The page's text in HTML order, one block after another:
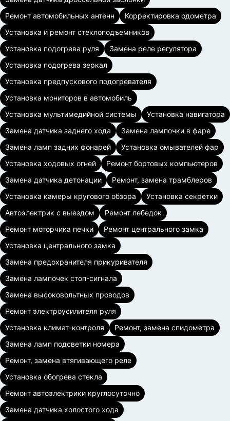
Ремонт автомобильных антенн
Корректировка одометра
Установка и ремонт стеклоподъемников
Установка подогрева руля
Замена реле регулятора
Установка подогрева зеркал
Установка предпускового подогревателя
Установка мониторов в автомобиль
Установка мультимедийной системы
Установка навигатора
Замена датчика заднего хода
Замена лампочки в фаре
Замена ламп задних фонарей
Установка омывателей фар
Установка ходовых огней
Ремонт бортовых компьютеров
Замена датчика детонации
Ремонт, замена трамблеров
Установка камеры кругового обзора
Установка секретки
Автоэлектрик с выездом
Ремонт лебедок
Ремонт моторчика печки
Ремонт центрального замка
Установка центрального замка
Замена предохранителя прикуривателя
Замена лампочек стоп-сигнала
Замена высоковольтных проводов
Ремонт электроусилителя руля
Установка климат-контроля
Ремонт, замена спидометра
Замена ламп подсветки номера
Ремонт, замена втягивающего реле
Установка обогрева стекла
Ремонт автоэлектрики круглосуточно
Замена датчика холостого хода